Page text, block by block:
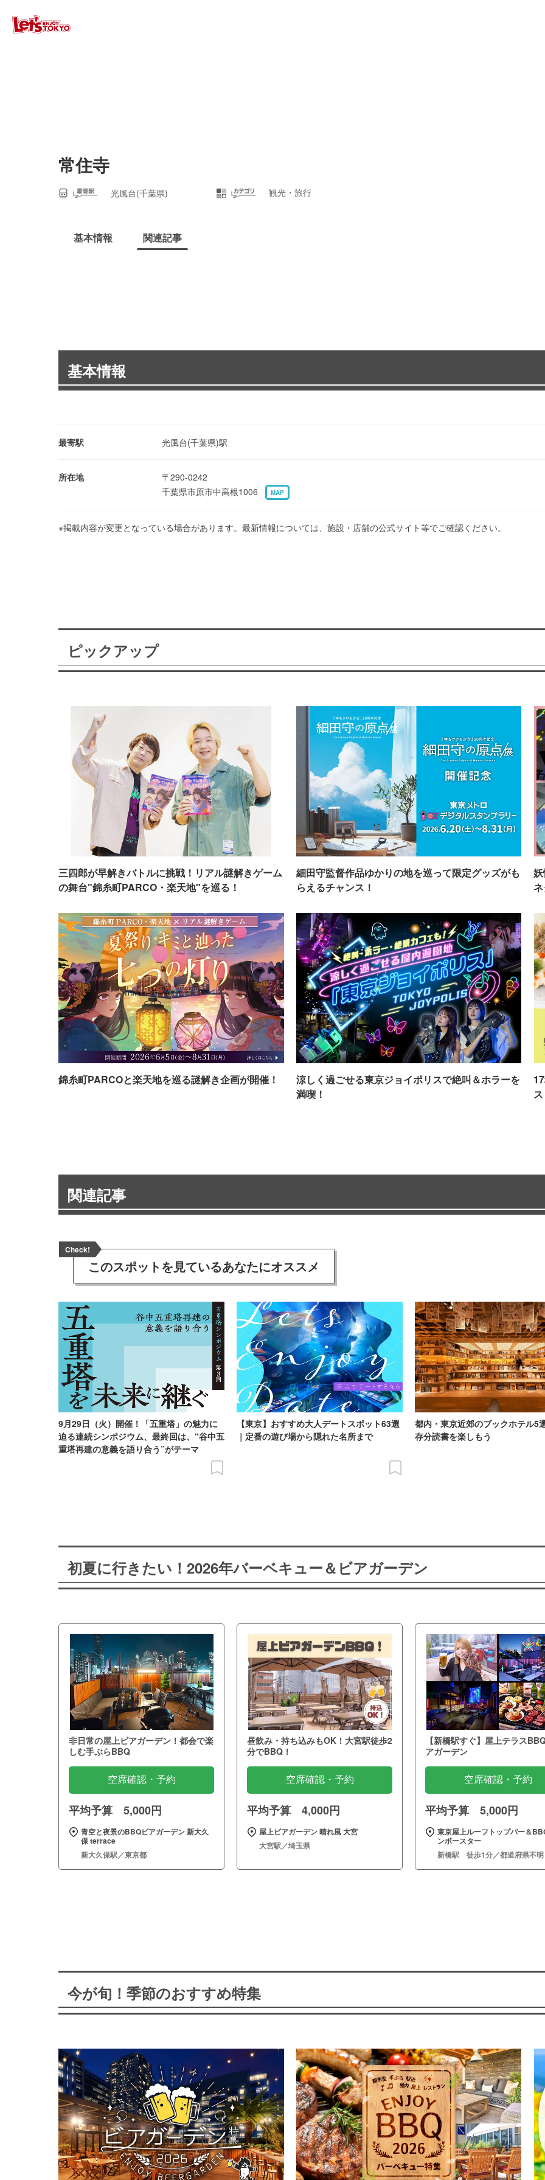
常住寺
光風台(千葉県) 観光・旅行
基本情報 関連記事
基本情報
最寄駅 光風台(千葉県)駅
所在地
〒290-0242
千葉県市原市中高根1006
MAP
※掲載内容が変更となっている場合があります。最新情報については、施設・店舗の公式サイト等でご確認ください。
ピックアップ
三四郎が早解きバトルに挑戦！リアル謎解きゲーム
の舞台"錦糸町PARCO・楽天地"を巡る！
細田守監督作品ゆかりの地を巡って限定グッズがも
らえるチャンス！
錦糸町PARCOと楽天地を巡る謎解き企画が開催！
涼しく過ごせる東京ジョイポリスで絶叫＆ホラーを
満喫！
関連記事
Check!
このスポットを見ているあなたにオススメ
9月29日（火）開催！「五重塔」の魅力に
迫る連続シンポジウム、最終回は、“谷中五
重塔再建の意義を語り合う”がテーマ
【東京】おすすめ大人デートスポット63選
｜定番の遊び場から隠れた名所まで
都内・東京近郊のブックホテル5
存分読書を楽しもう
初夏に行きたい！2026年バーベキュー＆ビアガーデン
非日常の屋上ビアガーデン！都会で楽
しむ手ぶらBBQ
空席確認・予約
平均予算 5,000円
青空と夜景のBBQビアガーデン 新大久
保 terrace
新大久保駅／東京都
昼飲み・持ち込みもOK！大宮駅徒歩2
分でBBQ！
空席確認・予約
平均予算 4,000円
屋上ビアガーデン 晴れ風 大宮
大宮駅／埼玉県
【新橋駅すぐ】屋上テラス
アガーデン
空席確認・予約
平均予算 5,000円
東京屋上ルーフトップバー＆
ンボースター
新橋駅 徒歩1分／都道府県不明
今が旬！季節のおすすめ特集